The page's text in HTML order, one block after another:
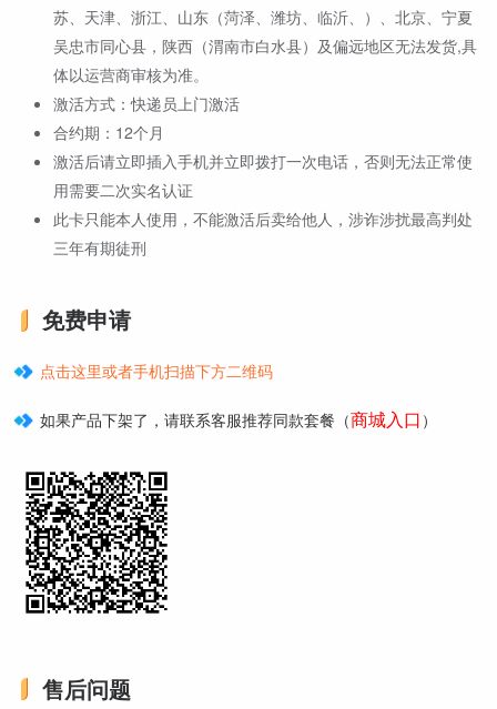
苏、天津、浙江、山东（菏泽、潍坊、临沂、）、北京、宁夏
吴忠市同心县，陕西（渭南市白水县）及偏远地区无法发货,具
体以运营商审核为准。
激活方式：快递员上门激活
合约期：12个月
激活后请立即插入手机并立即拨打一次电话，否则无法正常使
用需要二次实名认证
此卡只能本人使用，不能激活后卖给他人，涉诈涉扰最高判处
三年有期徒刑
免费申请
点击这里或者手机扫描下方二维码
如果产品下架了，请联系客服推荐同款套餐（商城入口 ）
售后问题